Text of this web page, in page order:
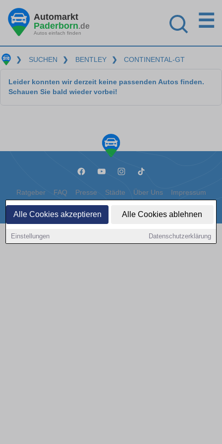
Alle Cookies akzeptieren Alle Cookies ablehnen
Einstellungen Datenschutzerklärung
Automarkt
Paderborn.de
Autos einfach finden
☰
❯ SUCHEN ❯ BENTLEY ❯ CONTINENTAL-GT
Leider konnten wir derzeit keine passenden Autos finden.
Schauen Sie bald wieder vorbei!
Ratgeber FAQ Presse Städte Über Uns Impressum
Datenschutz Cookies
Copyright © 2000 - 2026 | 1A Infosysteme GmbH | Content by: 1a-sites-autos